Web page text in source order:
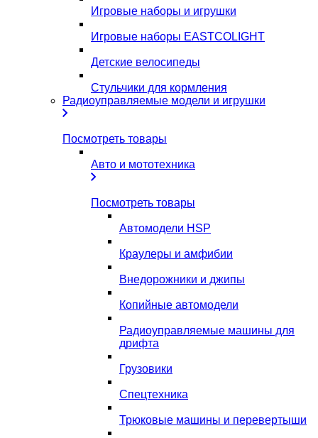
Игровые наборы и игрушки
Игровые наборы EASTCOLIGHT
Детские велосипеды
Стульчики для кормления
Радиоуправляемые модели и игрушки
Посмотреть товары
Авто и мототехника
Посмотреть товары
Автомодели HSP
Краулеры и амфибии
Внедорожники и джипы
Копийные автомодели
Радиоуправляемые машины для
дрифта
Грузовики
Спецтехника
Трюковые машины и перевертыши